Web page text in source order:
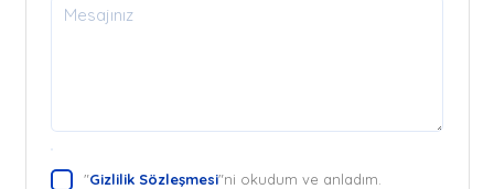
"Gizlilik Sözleşmesi"ni okudum ve anladım.